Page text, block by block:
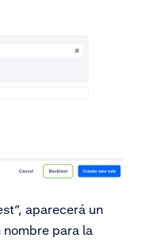
aparecerá un
nombre para la